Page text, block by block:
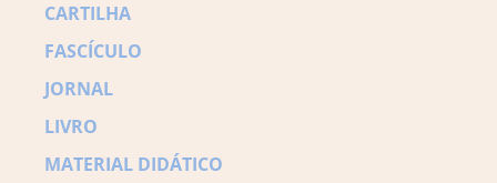
CARTILHA
FASCÍCULO
JORNAL
LIVRO
MATERIAL DIDÁTICO